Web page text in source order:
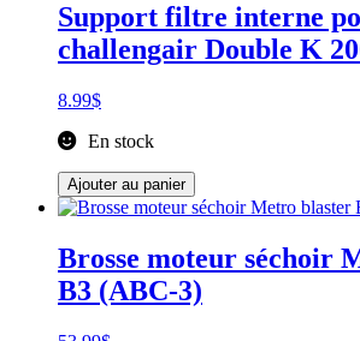
Metro
Blaster
B3
Support filtre interne
challengair Double K
8.99$
En stock
Ajouter au panier
Brosse moteur séchoir
B3 (ABC-3)